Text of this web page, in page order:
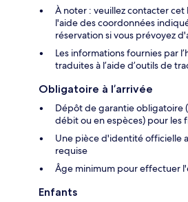
À noter : veuillez contacter
l'aide des coordonnées
réservation si vous prévoyez
Les informations fournies par
traduites à l’aide d’outils de
Obligatoire à l’arrivée
Dépôt de garantie obligatoire
débit ou en espèces) pour les
Une pièce d'identité officielle
requise
Âge minimum pour effectuer
Enfants